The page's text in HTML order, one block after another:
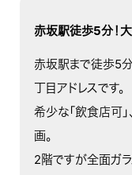
赤坂駅徒歩5分！
赤坂駅まで徒歩5
丁目アドレスです。
希少な「飲食店可
画。
2階ですが全面ガ